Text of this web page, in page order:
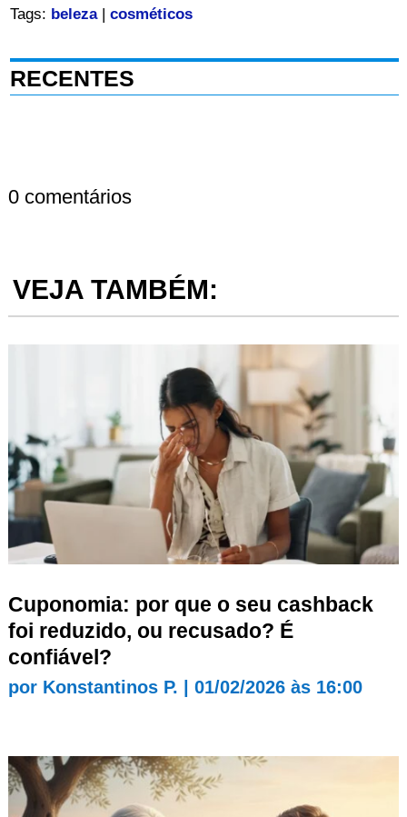
Tags: beleza| cosméticos
RECENTES
0 comentários
VEJA TAMBÉM:
Cuponomia: por que o seu cashback
foi reduzido, ou recusado? É
confiável?
por Konstantinos P. 01/02/2026 às 16:00